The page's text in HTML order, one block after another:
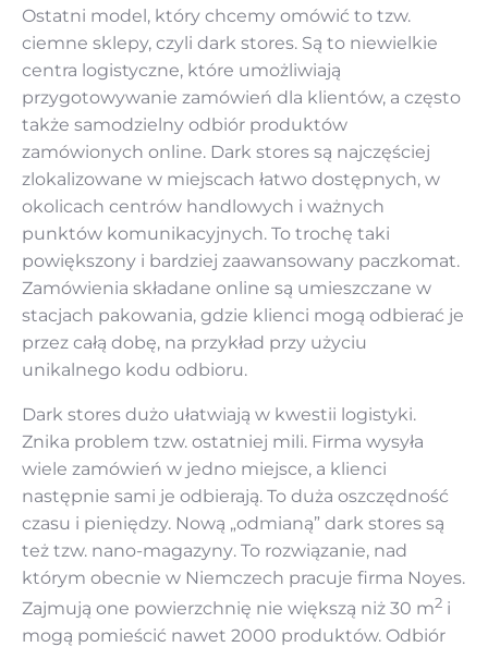
Ostatni model, który chcemy omówić to tzw.
ciemne sklepy, czyli dark stores. Są to niewielkie
centra logistyczne, które umożliwiają
przygotowywanie zamówień dla klientów, a często
także samodzielny odbiór produktów
zamówionych online. Dark stores są najczęściej
zlokalizowane w miejscach łatwo dostępnych, w
okolicach centrów handlowych i ważnych
punktów komunikacyjnych. To trochę taki
powiększony i bardziej zaawansowany paczkomat.
Zamówienia składane online są umieszczane w
stacjach pakowania, gdzie klienci mogą odbierać je
przez całą dobę, na przykład przy użyciu
unikalnego kodu odbioru.
Dark stores dużo ułatwiają w kwestii logistyki.
Znika problem tzw. ostatniej mili. Firma wysyła
wiele zamówień w jedno miejsce, a klienci
następnie sami je odbierają. To duża oszczędność
czasu i pieniędzy. Nową „odmianą” dark stores są
też tzw. nano-magazyny. To rozwiązanie, nad
którym obecnie w Niemczech pracuje firma Noyes.
Zajmują one powierzchnię nie większą niż 30 m2 i
mogą pomieścić nawet 2000 produktów. Odbiór